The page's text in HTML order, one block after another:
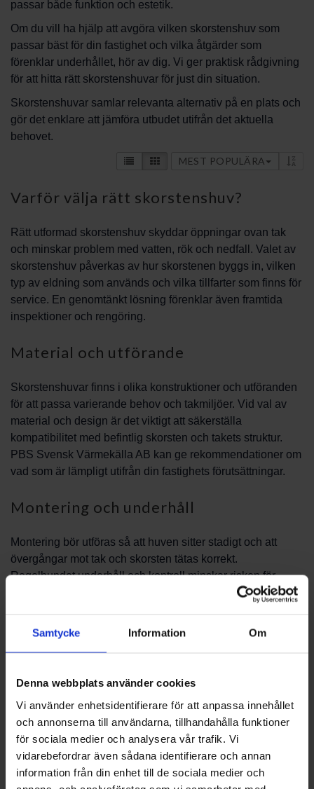
Samtycke Information Om
Denna webbplats använder cookies
Vi använder enhetsidentifierare för att anpassa innehållet
och annonserna till användarna, tillhandahålla funktioner
för sociala medier och analysera vår trafik. Vi
vidarebefordrar även sådana identifierare och annan
information från din enhet till de sociala medier och
passar både funktion och estetik.
Om du vill ha hjälp att avgöra vilken skorstenshuv som
passar bäst för din fastighet och vilka åtgärder som
förenklar underhållet, hör av dig. Vi ger praktisk rådgivning
för att hitta rätt skorstenshuvar för just din situation.
Skorstenshuvar samlar relevanta alternativ på en plats och
gör det enklare att jämföra utbudet utifrån det aktuella
behovet.
MEST POPULÄRA
Varför välja rätt skorstenshuv?
Rätt utformad skorstenshuv skyddar öppningar ovan tak
och minskar problem med vatten, rök och nedfall. Valet av
skorstenshuv påverkas av hur skorstenen byggs in, vilken
typ av eldning som används och vilka tillfarter som finns för
service. En genomtänkt lösning förenklar även framtida
inspektioner och rengöring.
Material och utförande
Skorstenshuvar finns i olika konstruktioner och utföranden
för att passa varierande behov och takmiljöer. Vid val av
material och design är det viktigt att säkerställa
kompatibilitet med befintlig skorsten och takets struktur.
PBS Svensk Värmekälla AB kan ge rekommendationer om
vad som är lämpligt utifrån din fastighets förutsättningar.
Montering och underhåll
Montering bör utföras så att huven sitter stadigt och att
övergångar mot tak och skorsten tätas korrekt.
Regelbundet underhåll och kontroll minskar risken för
skador och försämrad funktion. Service och rengöring av
bidrar till långsiktig driftssäkerhet.
installation? Kontakta PBS Svensk Värmekälla AB för
rådgivning och hjälp att välja rätt lösning. Vi kan gå igenom
alternativen, diskutera förutsättningar för din fastighet och